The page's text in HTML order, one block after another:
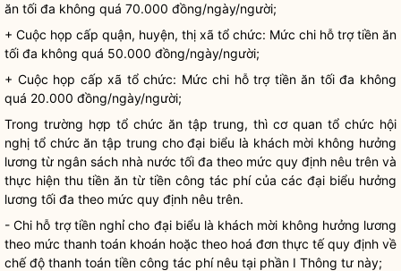
ăn tối đa không quá 70.000 đồng/ngày/người;
+ Cuộc họp cấp quận, huyện, thị xã tổ chức: Mức chi hỗ trợ tiền ăn
tối đa không quá 50.000 đồng/ngày/người;
+ Cuộc họp cấp xã tổ chức: Mức chi hỗ trợ tiền ăn tối đa không
quá 20.000 đồng/ngày/người;
Trong trường hợp tổ chức ăn tập trung, thì cơ quan tổ chức hội
nghị tổ chức ăn tập trung cho đại biểu là khách mời không hưởng
lương từ ngân sách nhà nước tối đa theo mức quy định nêu trên và
thực hiện thu tiền ăn từ tiền công tác phí của các đại biểu hưởng
lương tối đa theo mức quy định nêu trên.
- Chi hỗ trợ tiền nghỉ cho đại biểu là khách mời không hưởng lương
theo mức thanh toán khoán hoặc theo hoá đơn thực tế quy định về
chế độ thanh toán tiền công tác phí nêu tại phần I Thông tư này;